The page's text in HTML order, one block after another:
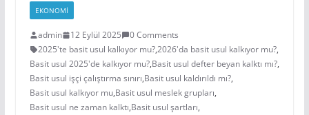
EKONOMI
admin 12 Eylül 2025
0 Comments
2025'te basit usul kalkıyor mu?,2026'da basit usul kalkıyor mu?,
Basit usul 2025'de kalkıyor mu?,Basit usul defter beyan kalktı mı?,
Basit usul işçi çalıştırma sınırı,Basit usul kaldırıldı mı?,
Basit usul kalkıyor mu,Basit usul meslek grupları,
Basit usul ne zaman kalktı,Basit usul şartları,